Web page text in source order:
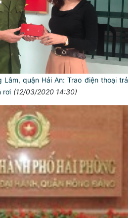
quận Hải An: Trao điện thoại trả
rơi (12/03/2020 14:30)
TƯ CÁCH
AN CÁCH MỆNH LÀ:
KIỆM, LIÊM, CHÍNH
ÁI GIÚP ĐỠ